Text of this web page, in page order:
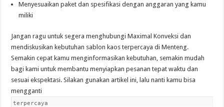
Menyesuaikan paket dan spesifikasi dengan anggaran yang kamu
miliki
Jangan ragu untuk segera menghubungi Maximal Konveksi dan
mendiskusikan kebutuhan sablon kaos terpercaya di Menteng.
Semakin cepat kamu menginformasikan kebutuhan, semakin mudah
bagi kami untuk membantu menyiapkan pesanan tepat waktu dan
sesuai ekspektasi. Silakan gunakan artikel ini, lalu nanti kamu bisa
mengganti
terpercaya